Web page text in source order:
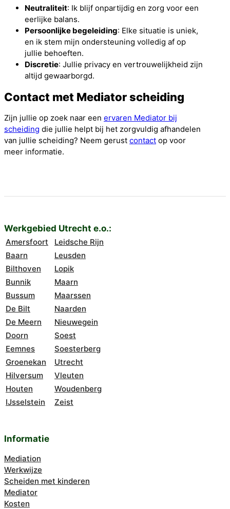
Neutraliteit: Ik blijf onpartijdig en zorg voor een
eerlijke balans.
Persoonlijke begeleiding: Elke situatie is uniek,
en ik stem mijn ondersteuning volledig af op
jullie behoeften.
Discretie: Jullie privacy en vertrouwelijkheid zijn
altijd gewaarborgd.
Contact met Mediator scheiding
Zijn jullie op zoek naar een ervaren Mediator bij
scheiding die jullie helpt bij het zorgvuldig afhandelen
van jullie scheiding? Neem gerust contact op voor
meer informatie.
Werkgebied Utrecht e.o.:
Amersfoort
Leidsche Rijn
Baarn
Leusden
Bilthoven
Lopik
Bunnik
Maarn
Bussum
Maarssen
De Bilt
Naarden
De Meern
Nieuwegein
Doorn
Soest
Eemnes
Soesterberg
Groenekan
Utrecht
Hilversum
Vleuten
Houten
Woudenberg
IJsselstein
Zeist
Informatie
Mediation
Werkwijze
Scheiden met kinderen
Mediator
Kosten